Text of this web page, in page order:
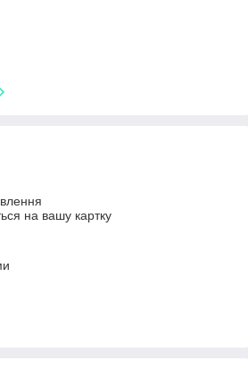
на вашу картку